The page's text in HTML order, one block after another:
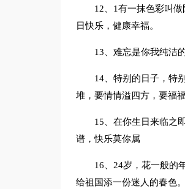
12、1有一抹色彩叫
日快乐，健康幸福。
13、难忘是你我纯洁
14、特别的日子，特
堆，要情情溢四方，要福
15、在你生日来临之
谱，快乐莫你属
16、24岁，花一般的
给祖国添一份迷人的春色